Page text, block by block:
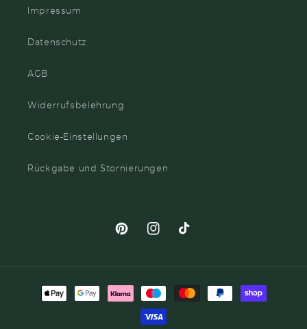
Impressum
Datenschutz
AGB
Widerrufsbelehrung
Cookie-Einstellungen
Rückgabe und Stornierungen
PinterestInstagramTikTok
Zahlungsmethoden